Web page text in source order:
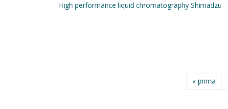
High performance liquid chromatography Shimadzu
« prima